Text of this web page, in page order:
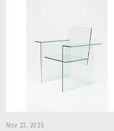
Nov 22, 2025